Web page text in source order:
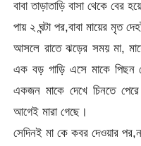
বাবা তাড়াতাড়ি বাসা থেকে বের
পায় ২ ঘন্টা পর,বাবা মায়ের মৃত
আসলে রাতে ঝড়ের সময় মা,
এক বড় গাড়ি এসে মাকে পিছন
একজন মাকে দেখে চিনতে
আগেই মারা গেছে।
সেদিনই মা কে কবর দেওয়ার